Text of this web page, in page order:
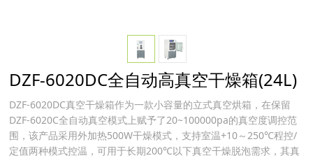
DZF-6020DC全自动高真空干燥箱(24L)
DZF-6020DC真空干燥箱作为一款小容量的立式真空烘箱，在保留
DZF-6020C全自动真空模式上赋予了20~100000pa的真空度调控范
围，该产品采用外加热500W干燥模式，支持室温+10～250℃程控/
定值两种模式控温，可用于长期200℃以下真空干燥脱泡需求，其真